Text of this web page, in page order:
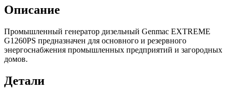
Описание
Промышленный генератор дизельный Genmac EXTREME
G1260PS предназначен для основного и резервного
энергоснабжения промышленных предприятий и загородных
домов.
Детали